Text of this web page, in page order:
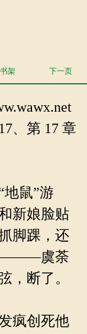
书架 下一页
、第 17 章
鼠”游
新娘脸贴
脚踝，还
———虞荼
，断了。
疯创死他